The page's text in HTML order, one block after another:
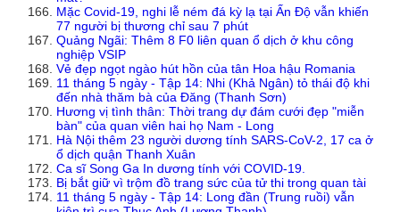
Mặc Covid-19, nghi lễ ném đá kỳ lạ tại Ấn Độ vẫn khiến
77 người bị thương chỉ sau 7 phút
Quảng Ngãi: Thêm 8 F0 liên quan ổ dịch ở khu công
nghiệp VSIP
Vẻ đẹp ngọt ngào hút hồn của tân Hoa hậu Romania
11 tháng 5 ngày - Tập 14: Nhi (Khả Ngân) tỏ thái độ khi
đến nhà thăm bà của Đăng (Thanh Sơn)
Hương vị tình thân: Thời trang dự đám cưới đẹp "miễn
bàn" của quan viên hai họ Nam - Long
Hà Nội thêm 23 người dương tính SARS-CoV-2, 17 ca ở
ổ dịch quận Thanh Xuân
Ca sĩ Song Ga In dương tính với COVID-19.
Bị bắt giữ vì trộm đồ trang sức của tử thi trong quan tài
11 tháng 5 ngày - Tập 14: Long đần (Trung ruồi) vẫn